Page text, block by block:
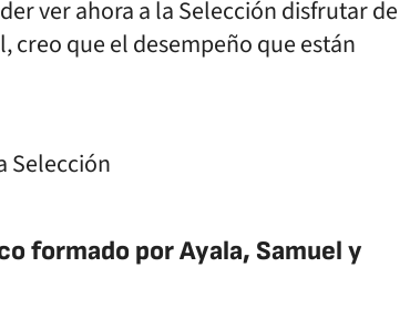
ver ahora a la Selección disfrutar de
creo que el desempeño que están
formado por Ayala, Samuel y